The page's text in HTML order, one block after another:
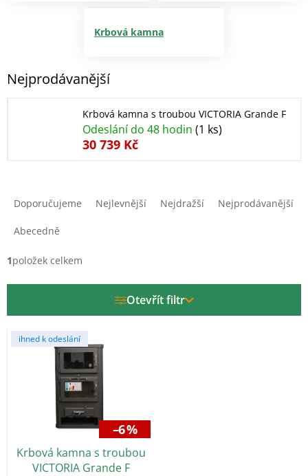
Krbová kamna
Nejprodávanější
Krbová kamna s troubou VICTORIA Grande F
Odeslání do 48 hodin (1 ks)
30 739 Kč
í
k
Doporučujeme Nejlevnější Nejdražší Nejprodávanější
Abecedně
1položek celkem
Otevřít filtr
V
ý
ihned k odeslání
–6 %
Krbová kamna s troubou
VICTORIA Grande F